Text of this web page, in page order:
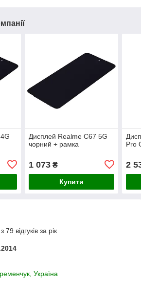
Дисплей Realme C67 5G
чорний + рамка
1 073₴
Купити
Pro
2
відгуків за рік
Україна